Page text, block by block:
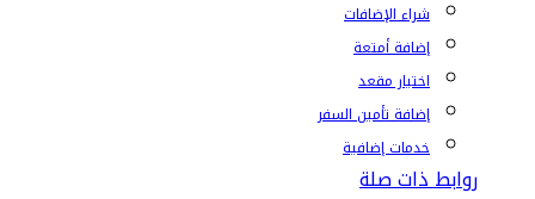
شراء الإضافات
إضافة أمتعة
اختيار مقعد
إضافة تأمين السفر
خدمات إضافية
روابط ذات صلة